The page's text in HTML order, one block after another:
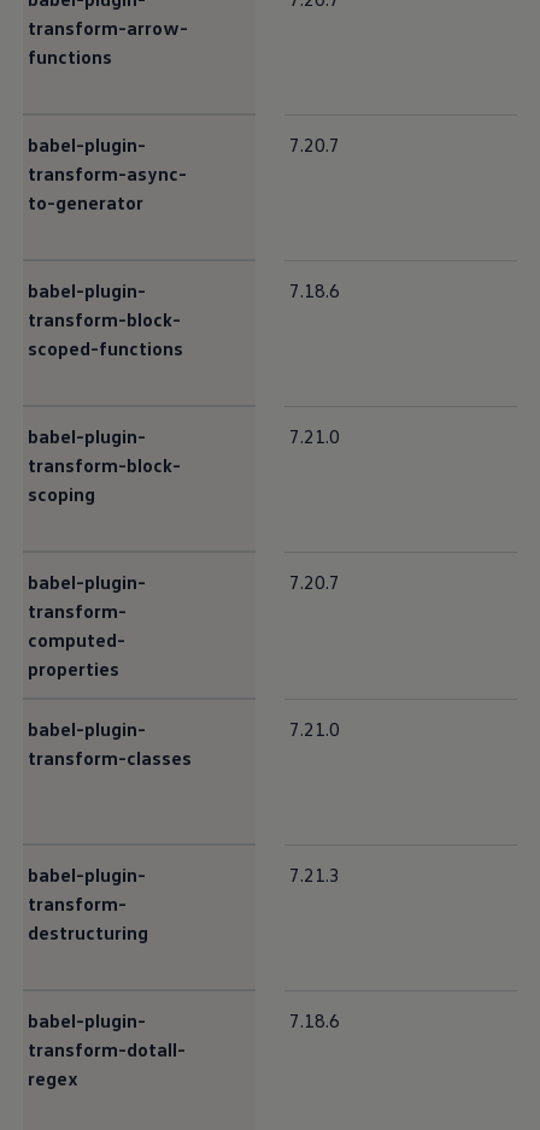
transform-arrow-
functions
babel-plugin-
transform-async-
to-generator
7.20.7
babel-plugin-
transform-block-
scoped-functions
7.18.6
babel-plugin-
transform-block-
scoping
7.21.0
babel-plugin-
transform-
computed-
properties
7.20.7
babel-plugin-
transform-classes
7.21.0
babel-plugin-
transform-
destructuring
7.21.3
babel-plugin-
transform-dotall-
regex
7.18.6